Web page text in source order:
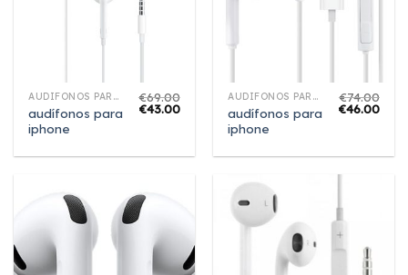
AUDÍFONOS PARA IPHONE
audífonos para
iphone
€69.00
€43.00
AUDÍFONOS PARA IPHONE
audífonos para
iphone
€74.00
€46.00